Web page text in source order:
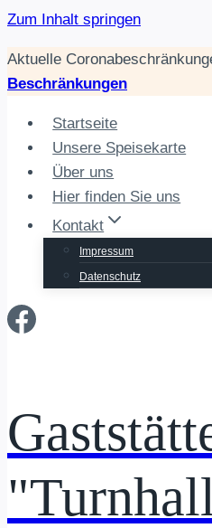
Zum Inhalt springen
Aktuelle
Beschränkungen
Startseite
Unsere Speisekarte
Über uns
Hier finden Sie uns
Kontakt
Impressum
Datenschutz